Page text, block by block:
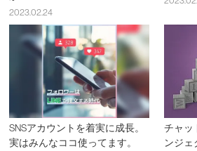
2023.02.24
SNSアカウントを着実に成長。
実はみんなココ使ってます。
チャッ
ンジェ